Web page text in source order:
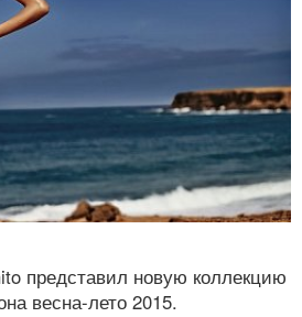
представил новую коллекцию
весна-лето 2015.